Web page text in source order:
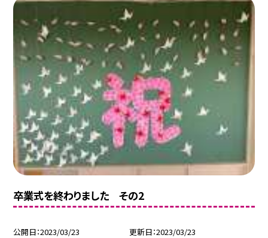
卒業式を終わりました その2
公開日 2023/03/23 更新日 2023/03/23